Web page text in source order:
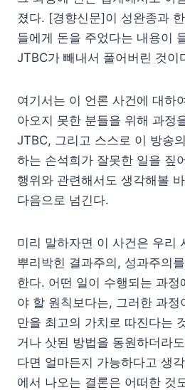
졌다. [경향신문]이 성완종과
들에게 돈을 주었다는 내용이
JTBC가 빼내서 풀어버린 것이
여기서는 이 언론 사건에 대하
아오지 못한 분들을 위해 과정
JTBC, 그리고 스스로 이 방송
하는 손석희가 잘못한 일을 짚
행위와 관련해서도 생각해볼
다음으로 넘긴다.
미리 말하자면 이 사건은 우리
뿌리박힌 결과주의, 성과주의
한다. 어떤 일이 수행되는 과정
야 할 원칙보다는, 그러한 과
만을 최고의 가치로 따진다는
거나 삿된 방법을 동원하더라
다면 얼마든지 가능하다고 생
에서 나오는 결론은 어떠한 것